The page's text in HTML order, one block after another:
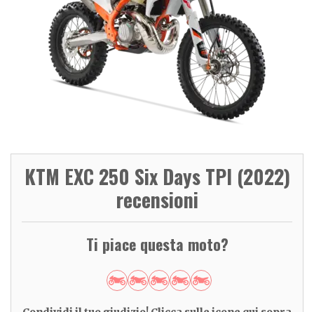
KTM EXC 250 Six Days TPI (2022)
recensioni
Ti piace questa moto?